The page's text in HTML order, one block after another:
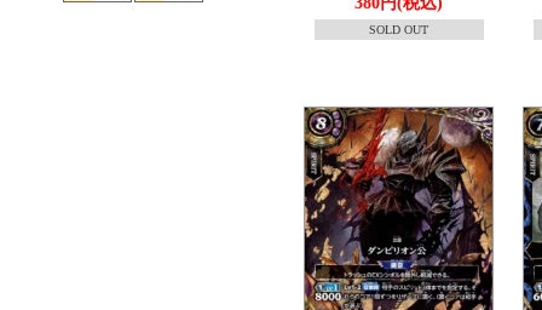
SOLD OUT